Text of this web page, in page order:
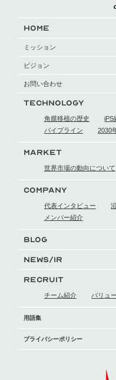
HOME
ミッション
ビジョン
お問い合わせ
TECHNOLOGY
角膜移植の歴史 iPS
パイプライン
2030
MARKET
世界市場の動向について
COMPANY
代表インタビュー
メンバー紹介
BLOG
NEWS/IR
RECRUIT
チーム紹介 バリュー
用語集
プライバシーポリシー